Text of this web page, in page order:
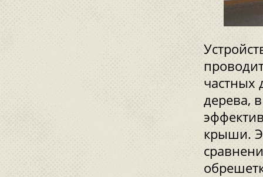
частных
дерева,
крыши.